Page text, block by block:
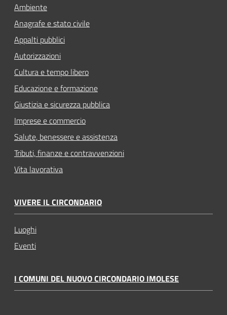
Ambiente
Anagrafe e stato civile
Appalti pubblici
Autorizzazioni
Cultura e tempo libero
Educazione e formazione
Giustizia e sicurezza pubblica
Imprese e commercio
Salute, benessere e assistenza
Tributi, finanze e contravvenzioni
Vita lavorativa
VIVERE IL CIRCONDARIO
Luoghi
Eventi
I COMUNI DEL NUOVO CIRCONDARIO IMOLESE